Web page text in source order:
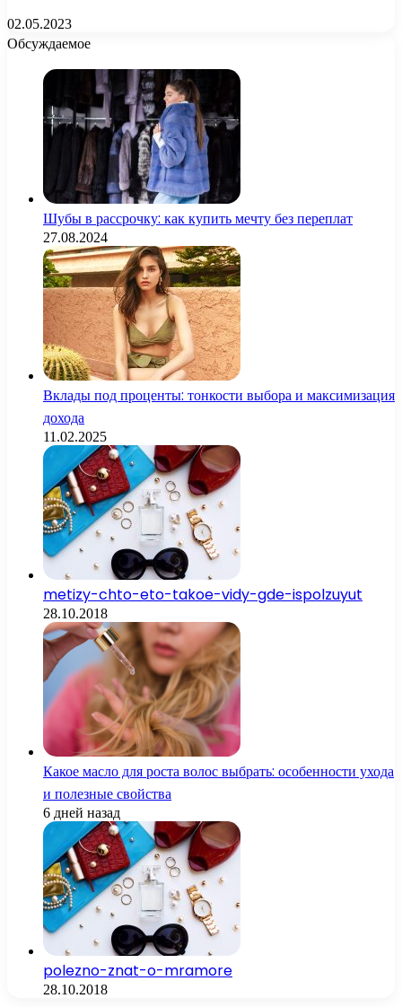
02.05.2023
Обсуждаемое
Шубы в рассрочку: как купить мечту без переплат
27.08.2024
Вклады под проценты: тонкости выбора и максимизация
дохода
11.02.2025
metizy-chto-eto-takoe-vidy-gde-ispolzuyut
28.10.2018
Какое масло для роста волос выбрать: особенности ухода
и полезные свойства
6 дней назад
polezno-znat-o-mramore
28.10.2018